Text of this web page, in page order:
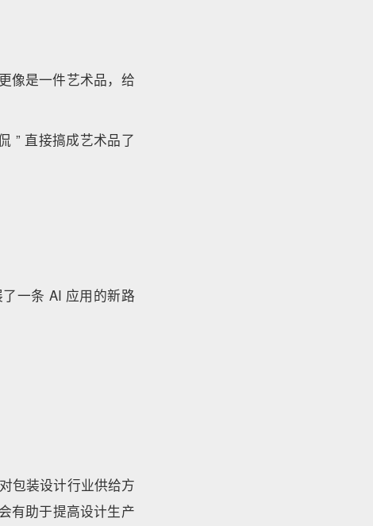
像是一件艺术品，给
” 直接搞成艺术品了
一条 AI 应用的新路
包装设计行业供给方
有助于提高设计生产